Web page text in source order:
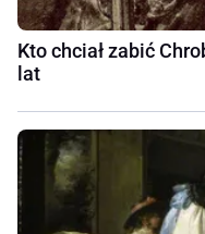
Kto chciał zabić
lat